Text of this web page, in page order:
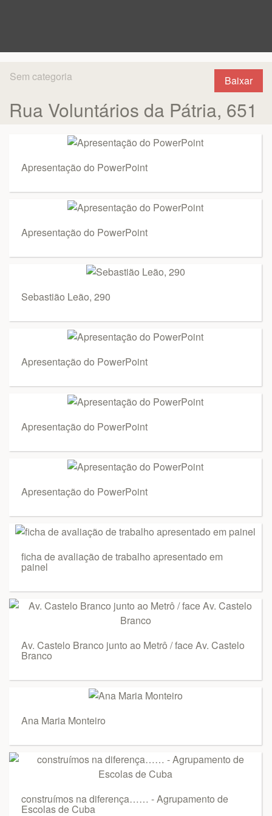
Baixar
Sem categoria
Rua Voluntários da Pátria, 651
Apresentação do PowerPoint
Apresentação do PowerPoint
Sebastião Leão, 290
Apresentação do PowerPoint
Apresentação do PowerPoint
Apresentação do PowerPoint
ficha de avaliação de trabalho apresentado em
painel
Av. Castelo Branco junto ao Metrô / face Av. Castelo
Branco
Ana Maria Monteiro
construímos na diferença…… - Agrupamento de
Escolas de Cuba